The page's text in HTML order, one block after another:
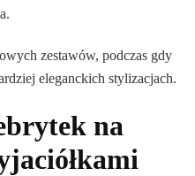
zestawów, podczas gdy
eleganckich stylizacjach.
na